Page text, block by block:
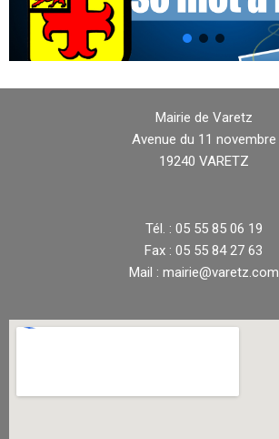
Mairie de Varetz
Avenue du 11 novembre
19240 VARETZ
Tél. : 05 55 85 06 19
Fax : 05 55 84 27 63
Mail : mairie@varetz.com